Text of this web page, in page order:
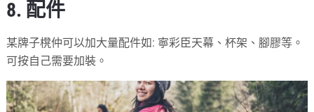
8. 配件
某牌子櫈仲可以加大量配件如: 寧彩臣天幕、杯架、腳膠等。
可按自己需要加裝。